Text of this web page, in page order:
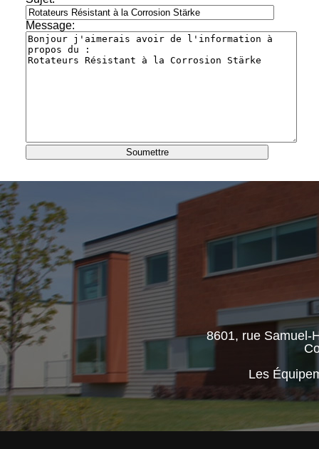
Message:
8601, rue Samuel-
Les